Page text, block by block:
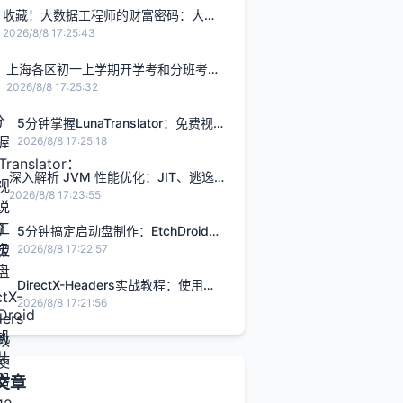
收藏！大数据工程师的财富密码：大模
型+高薪，你值得拥有！
2026/8/8 17:25:43
上海各区初一上学期开学考和分班考试
卷及答案解析
2026/8/8 17:25:32
5分钟掌握LunaTranslator：免费视
觉小说翻译工具终极指南
2026/8/8 17:25:18
深入解析 JVM 性能优化：JIT、逃逸
分析与编译阈值的协同机制
2026/8/8 17:23:55
5分钟搞定启动盘制作：EtchDroid让
手机变身装机神器
2026/8/8 17:22:57
DirectX-Headers实战教程：使用
D3D12创建你的第一个三角形
2026/8/8 17:21:56
章